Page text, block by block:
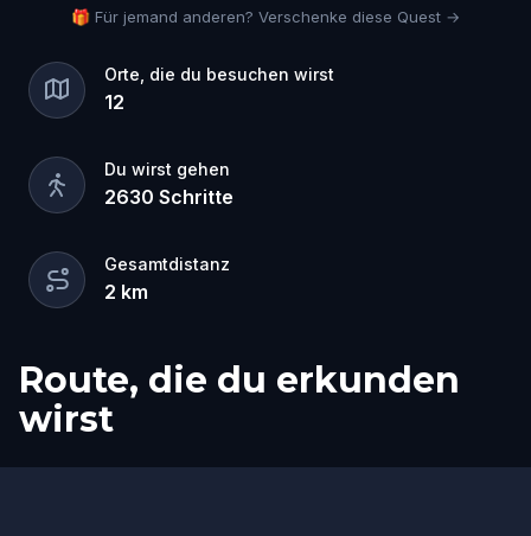
🎁 Für jemand anderen? Verschenke diese Quest →
Orte, die du besuchen wirst
12
Du wirst gehen
2630 Schritte
Gesamtdistanz
2 km
Route, die du erkunden
wirst
Start
Ziel